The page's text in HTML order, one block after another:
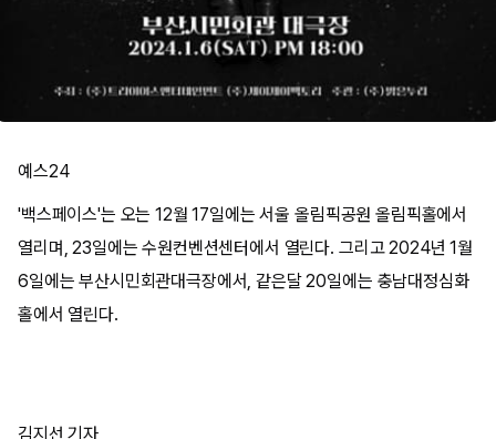
예스24
'백스페이스'는 오는 12월 17일에는 서울 올림픽공원 올림픽홀에서
열리며, 23일에는 수원컨벤션센터에서 열린다. 그리고 2024년 1월
6일에는 부산시민회관대극장에서, 같은달 20일에는 충남대정심화
홀에서 열린다.
김지선 기자